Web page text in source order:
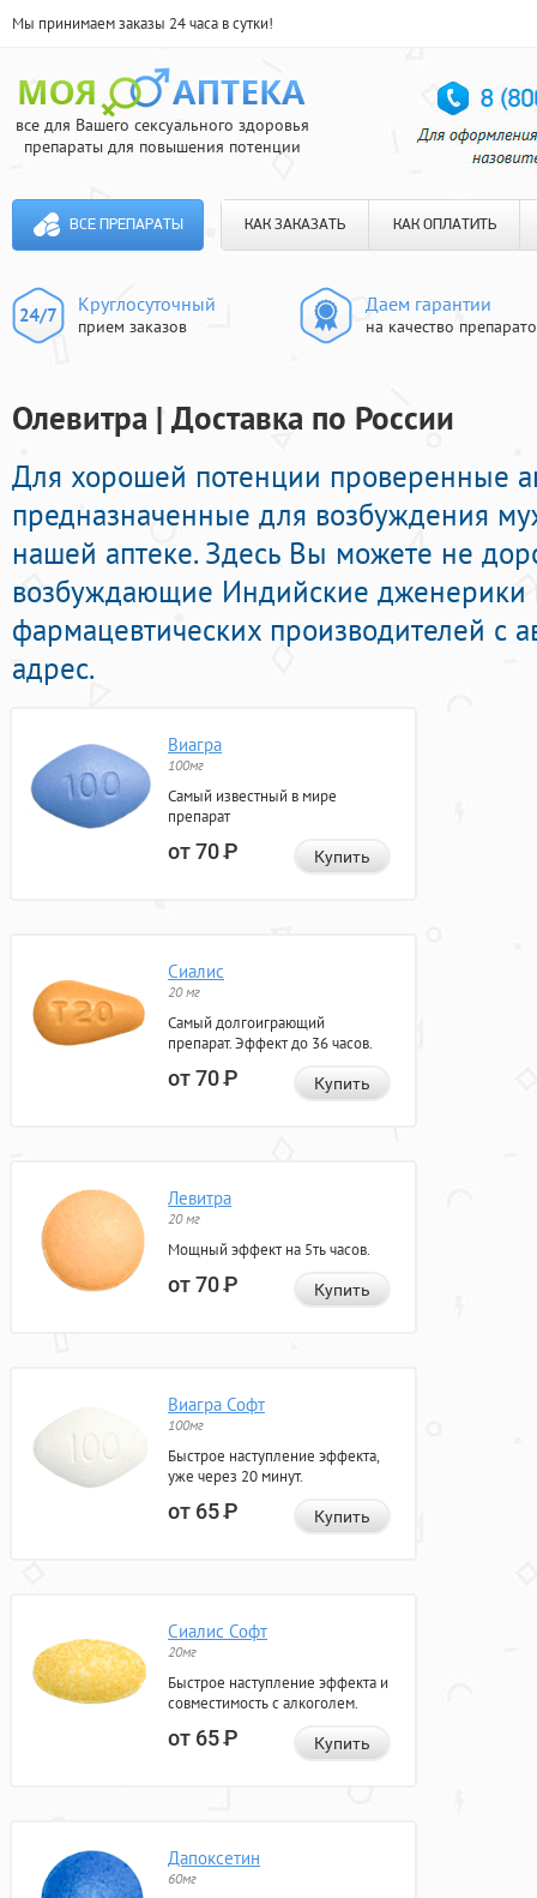
Мы принимаем заказы 24 часа в сутки!
все для Вашего сексуального здоровья
препараты для повышения потенции
ВСЕ ПРЕПАРАТЫ КАК ЗАКАЗАТЬ КАК ОПЛАТИТЬ
Круглосуточный
прием заказов
Даем гарантии
на качество
Олевитра | Доставка по России
Для хорошей потенции проверенные
предназначенные для возбуждения
нашей аптеке. Здесь Вы можете не
возбуждающие Индийские дженерики
фармацевтических производителей с
адрес.
Виагра
100мг
Самый известный в мире
препарат
от 70Р Купить
Сиалис
20 мг
Самый долгоиграющий
препарат. Эффект до 36 часов.
от 70Р Купить
Левитра
20 мг
Мощный эффект на 5ть часов.
от 70Р Купить
Виагра Софт
100мг
Быстрое наступление эффекта,
уже через 20 минут.
от 65Р Купить
Сиалис Софт
20мг
Быстрое наступление эффекта и
совместимость с алкоголем.
от 65Р Купить
Дапоксетин
60мг